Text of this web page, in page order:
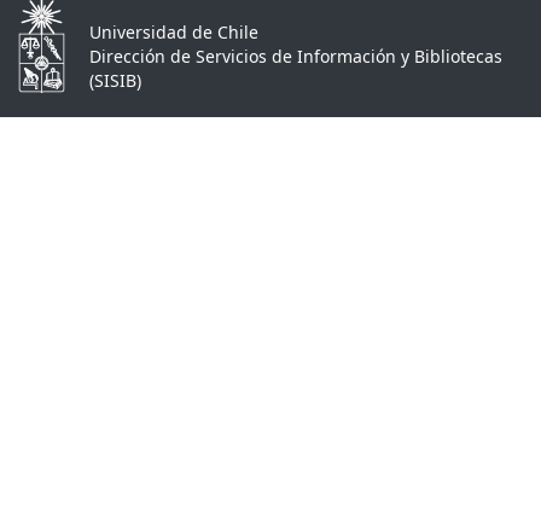
Universidad de Chile
Dirección de Servicios de Información y Bibliotecas
(SISIB)